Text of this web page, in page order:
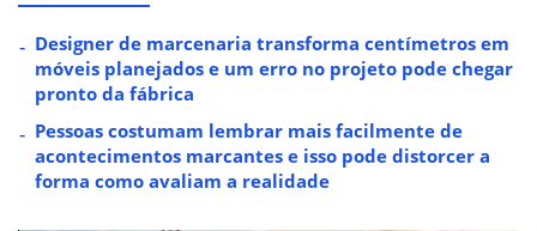
Designer de marcenaria transforma centímetros em
móveis planejados e um erro no projeto pode chegar
pronto da fábrica
Pessoas costumam lembrar mais facilmente de
acontecimentos marcantes e isso pode distorcer a
forma como avaliam a realidade